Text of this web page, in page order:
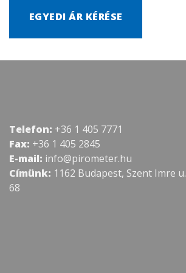
EGYEDI ÁR KÉRÉSE
Telefon: +36 1 405 7771
Fax: +36 1 405 2845
E-mail: info@pirometer.hu
Címünk: 1162 Budapest, Szent Imre u.
68